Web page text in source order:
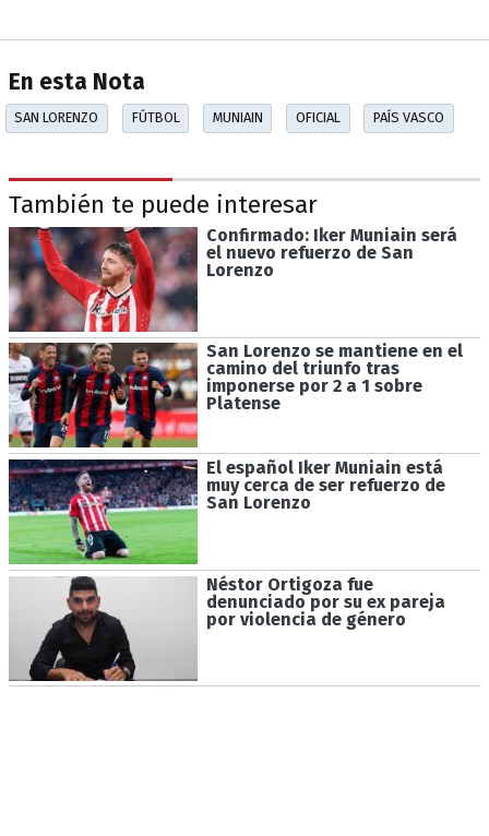
En esta Nota
SAN LORENZO FÚTBOL MUNIAIN OFICIAL PAÍS VASCO
También te puede interesar
Confirmado: Iker Muniain será
el nuevo refuerzo de San
Lorenzo
San Lorenzo se mantiene en el
camino del triunfo tras
imponerse por 2 a 1 sobre
Platense
El español Iker Muniain está
muy cerca de ser refuerzo de
San Lorenzo
Néstor Ortigoza fue
denunciado por su ex pareja
por violencia de género